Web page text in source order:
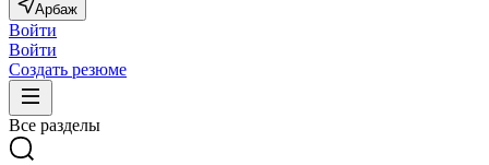
Арбаж
Войти
Войти
Создать резюме
Все разделы